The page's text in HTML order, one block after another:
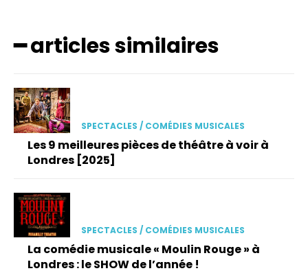
━ articles similaires
SPECTACLES / COMÉDIES MUSICALES
Les 9 meilleures pièces de théâtre à voir à
Londres [2025]
SPECTACLES / COMÉDIES MUSICALES
La comédie musicale « Moulin Rouge » à
Londres : le SHOW de l’année !